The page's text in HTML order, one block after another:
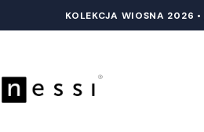
KOLEKCJA WIOSNA 2026 •